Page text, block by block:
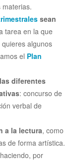
sean
tarea en la que
algunos
el Plan
diferentes
: concurso de
verbal de
a la lectura, como
de forma artística.
por